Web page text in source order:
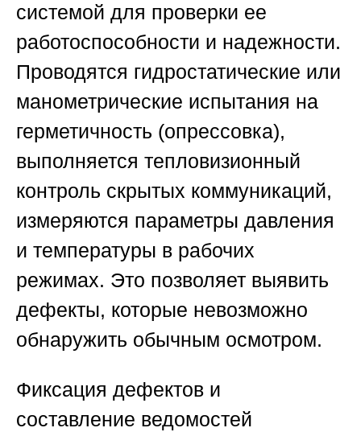
системой для проверки ее
работоспособности и надежности.
Проводятся гидростатические или
манометрические испытания на
герметичность (опрессовка),
выполняется тепловизионный
контроль скрытых коммуникаций,
измеряются параметры давления
и температуры в рабочих
режимах. Это позволяет выявить
дефекты, которые невозможно
обнаружить обычным осмотром.
Фиксация дефектов и
составление ведомостей